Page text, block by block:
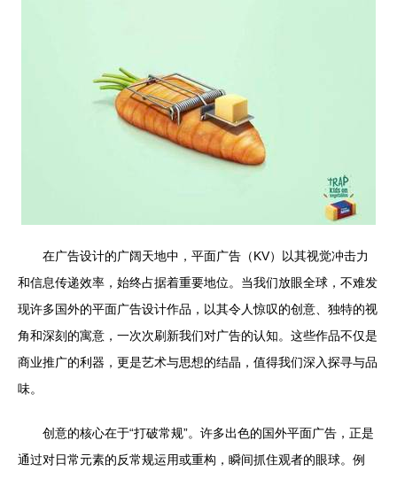
在广告设计的广阔天地中，平面广告（KV）以其视觉冲击力
和信息传递效率，始终占据着重要地位。当我们放眼全球，不难发
现许多国外的平面广告设计作品，以其令人惊叹的创意、独特的视
角和深刻的寓意，一次次刷新我们对广告的认知。这些作品不仅是
商业推广的利器，更是艺术与思想的结晶，值得我们深入探寻与品
味。
创意的核心在于“打破常规”。许多出色的国外平面广告，正是
通过对日常元素的反常规运用或重构，瞬间抓住观者的眼球。例